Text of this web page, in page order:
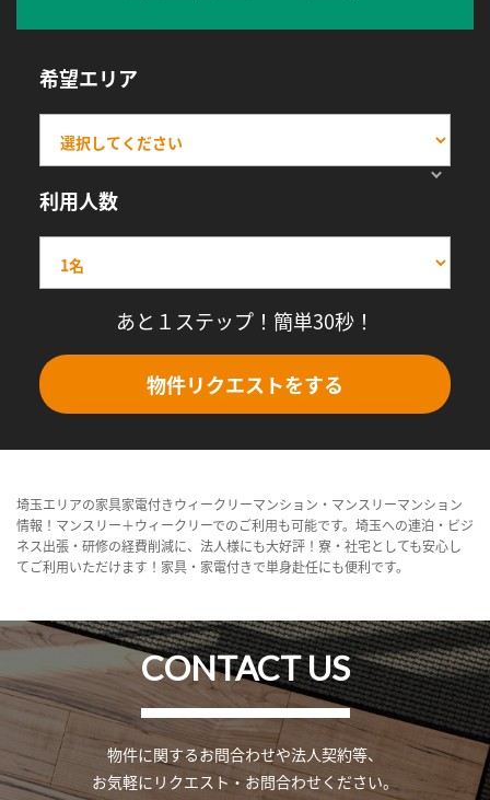
希望エリア
利用人数
あと１ステップ！簡単30秒！
物件リクエストをする
埼玉エリアの家具家電付きウィークリーマンション・マンスリーマンション
情報！マンスリー＋ウィークリーでのご利用も可能です。埼玉への連泊・ビジ
ネス出張・研修の経費削減に、法人様にも大好評！寮・社宅としても安心し
てご利用いただけます！家具・家電付きで単身赴任にも便利です。
CONTACT US
物件に関するお問合わせや法人契約等、
お気軽にリクエスト・お問合わせください。